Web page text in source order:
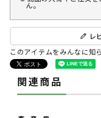
ん。
レ
このアイテムをみんなに知
関連商品